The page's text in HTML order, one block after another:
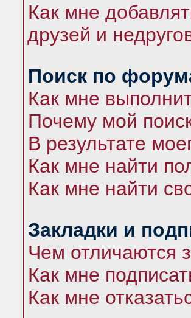
Как мне
друзей и
Поиск по
Как мне
Почему мой
В результате
Как мне найти
Как мне найти
Закладки и
Чем отличаются
Как мне
Как мне